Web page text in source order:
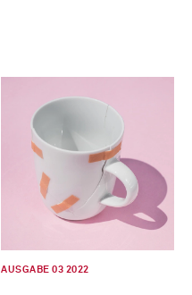
AUSGABE 03 2022